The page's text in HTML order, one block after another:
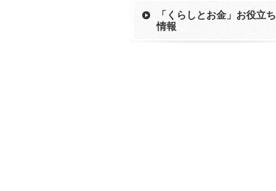
「くらしとお金」お役立ち
情報